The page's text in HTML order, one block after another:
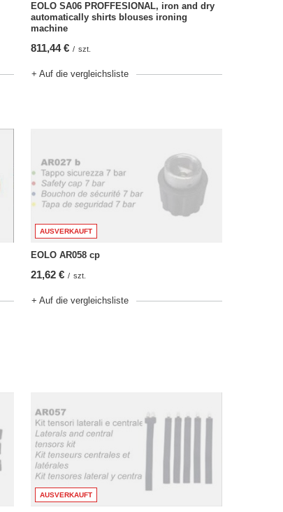
EOLO SA06 PROFFESIONAL, iron and dry
automatically shirts blouses ironing
machine
811,44 € / szt.
+ Auf die vergleichsliste
AUSVERKAUFT
EOLO AR058 cp
21,62 € / szt.
+ Auf die vergleichsliste
AUSVERKAUFT